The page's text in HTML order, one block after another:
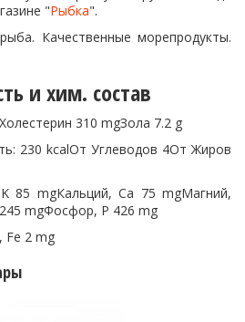
"Рыбка".
Качественные морепродукты.
и хим. состав
310 mgЗола 7.2 g
230 kcalОт Углеводов 4От Жиров
85 mgКальций, Ca 75 mgМагний,
mgФосфор, P 426 mg
Fe 2 mg